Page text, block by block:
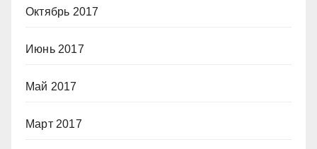
Октябрь 2017
Июнь 2017
Май 2017
Март 2017